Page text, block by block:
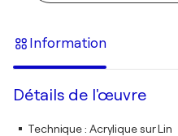
Information
Détails de l'œuvre
Technique: Acrylique sur Lin